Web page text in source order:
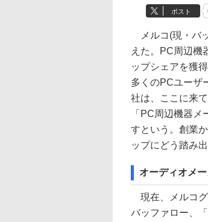
ポスト
メルコ(現・バ
えた。PC周辺機
ップシェアを獲
多くのPCユーザ
社は、ここに来
「PC周辺機器
すという。創業
ップにどう踏み
オーディオメ
現在、メルコグ
バッファロー、